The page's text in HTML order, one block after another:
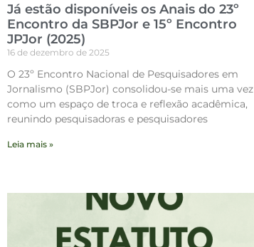
Já estão disponíveis os Anais do 23º
Encontro da SBPJor e 15º Encontro
JPJor (2025)
16 de dezembro de 2025
O 23º Encontro Nacional de Pesquisadores em
Jornalismo (SBPJor) consolidou-se mais uma vez
como um espaço de troca e reflexão acadêmica,
reunindo pesquisadoras e pesquisadores
Leia mais »